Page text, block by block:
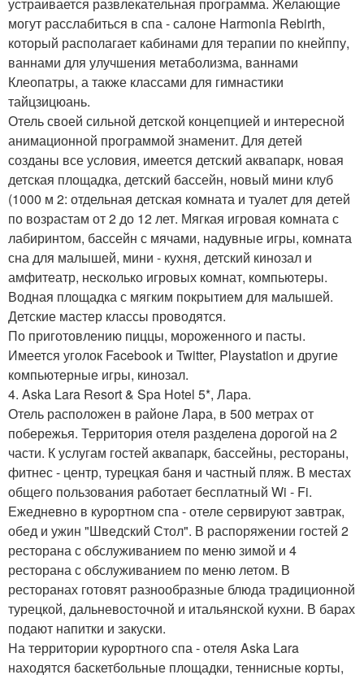
могут расслабиться в спа - салоне Harmonia Rebirth,
который располагает кабинами для терапии по кнейппу,
ваннами для улучшения метаболизма, ваннами
Клеопатры, а также классами для гимнастики
тайцзицюань.
Отель своей сильной детской концепцией и интересной
анимационной программой знаменит. Для детей
созданы все условия, имеется детский аквапарк, новая
детская площадка, детский бассейн, новый мини клуб
(1000 м 2: отдельная детская комната и туалет для детей
по возрастам от 2 до 12 лет. Мягкая игровая комната с
лабиринтом, бассейн с мячами, надувные игры, комната
сна для малышей, мини - кухня, детский кинозал и
амфитеатр, несколько игровых комнат, компьютеры.
Водная площадка с мягким покрытием для малышей.
Детские мастер классы проводятся.
По приготовлению пиццы, мороженного и пасты.
Имеется уголок Facebook и Twitter, Playstation и другие
компьютерные игры, кинозал.
4. Aska Lara Resort & Spa Hotel 5*, Лара.
Отель расположен в районе Лара, в 500 метрах от
побережья. Территория отеля разделена дорогой на 2
части. К услугам гостей аквапарк, бассейны, рестораны,
фитнес - центр, турецкая баня и частный пляж. В местах
общего пользования работает бесплатный Wi - Fi.
Ежедневно в курортном спа - отеле сервируют завтрак,
обед и ужин "Шведский Стол". В распоряжении гостей 2
ресторана с обслуживанием по меню зимой и 4
ресторана с обслуживанием по меню летом. В
ресторанах готовят разнообразные блюда традиционной
турецкой, дальневосточной и итальянской кухни. В барах
подают напитки и закуски.
На территории курортного спа - отеля Aska Lara
находятся баскетбольные площадки, теннисные корты,